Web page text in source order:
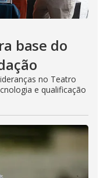
base do
no Teatro
e qualificação